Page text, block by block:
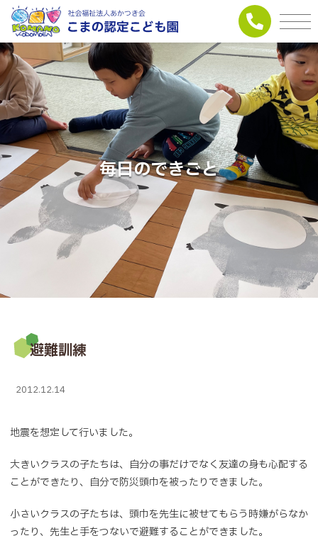
毎日のできごと
避難訓練
2012.12.14
地震を想定して行いました。
大きいクラスの子たちは、自分の事だけでなく友達の身も心配する
ことができたり、自分で防災頭巾を被ったりできました。
小さいクラスの子たちは、頭巾を先生に被せてもらう時嫌がらなか
ったり、先生と手をつないで避難することができました。